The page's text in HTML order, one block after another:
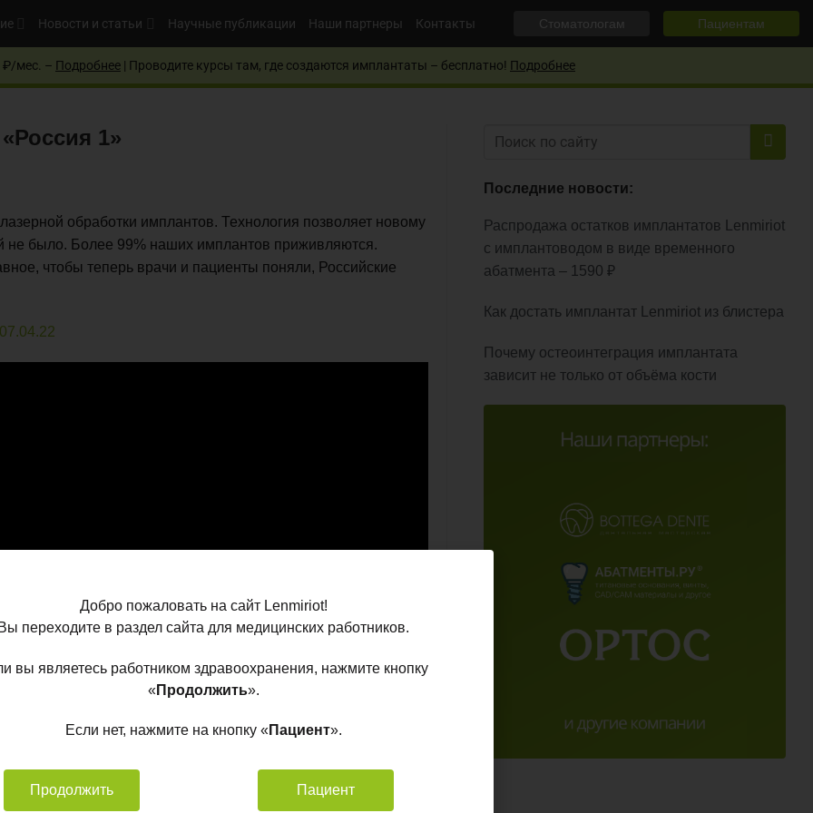
Новости и статьи Научные публикации Наши партнеры Контакты Стоматологам Пациентам
₽/мес. – Подробнее | Проводите курсы там, где создаются имплантаты – бесплатно! Подробнее
1»
обработки имплантов. Технология позволяет новому
не было. Более 99% наших имплантов приживляются.
чтобы теперь врачи и пациенты поняли, Российские
Последние новости:
Распродажа остатков имплантатов Lenmiriot
с имплантоводом в виде временного
абатмента – 1590 ₽
Как достать имплантат Lenmiriot из блистера
Почему остеоинтеграция имплантата
зависит не только от объёма кости
Добро пожаловать на сайт Lenmiriot!
переходите в раздел сайта для медицинских работников.
вы являетесь работником здравоохранения, нажмите кнопку
« Продолжить».
Если нет, нажмите на кнопку « Пациент».
Продолжить Пациент